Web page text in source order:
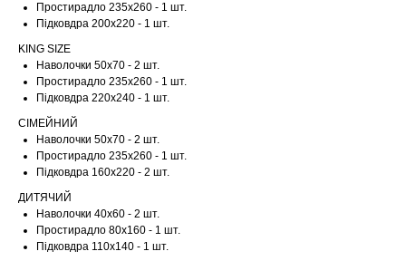
Простирадло 235х260 - 1 шт.
Підковдра 200х220 - 1 шт.
KING SIZE
Наволочки 50х70 - 2 шт.
Простирадло 235х260 - 1 шт.
Підковдра 220х240 - 1 шт.
СІМЕЙНИЙ
Наволочки 50х70 - 2 шт.
Простирадло 235х260 - 1 шт.
Підковдра 160х220 - 2 шт.
ДИТЯЧИЙ
Наволочки 40х60 - 2 шт.
Простирадло 80х160 - 1 шт.
Підковдра 110х140 - 1 шт.
Шоурум
Заплануйте візит у простір створений